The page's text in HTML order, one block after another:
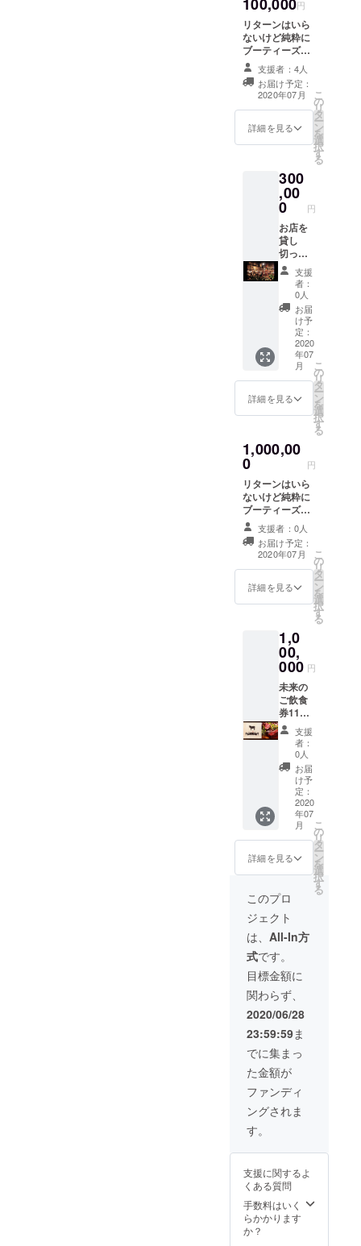
へ 2020
年7月〜
2025年
7月まで
有効
100,000円
リターンはいら
ないけど純粋に
ブーティーズを
応援したいと
言っていただけ
る方へのプロ
ジェクト とにか
く全力でお礼を
させていただき
支援者：4人
お届け予定：
2020年07月
詳細を見る
こ
の
リ
タ
ー
ン
を
選
択
す
る
300
,00
0 円
お店を
貸し
切って
イベン
トパー
ティー
を開催
する券♫
最大５
０名様
まで対
応いた
しま
す。
ビュッ
のお料
理＋4時
間飲み
放題で
ご用意
いたし
ます。
コロナ
終息後
に大き
ントや
行事を
しゃる
方のご
支援を
お待ち
してお
りま
す。
2020年
7月〜
2025年
7月まで
有効
支援
者：
0人
お届
け予
定：
2020
年07
月
詳細を見る
こ
の
リ
タ
ー
ン
を
選
択
す
る
1,000,00
0 円
リターンはいら
ないけど純粋に
ブーティーズを
応援したいと
言っていただけ
る方へのプロ
ジェクト！！ ス
タッフ一同全力
で感謝させてい
支援者：0人
お届け予定：
2020年07月
詳細を見る
こ
の
リ
タ
ー
ン
を
選
択
す
る
1,0
00,
000 円
未来の
ご飲食
券11万
円分×11
枚セッ
ト 総額
121万円
分のご
飲食チ
ケット
です。
会社単
位など
で活用
してい
る社長
様、代
表者様
のご支
援お待
ちして
おりま
す。
￥1100
000→￥
100000
0 2020
年7月〜
2025年
7月まで
有効
支援
者：
0人
お届
け予
定：
2020
年07
月
詳細を見る
こ
の
リ
タ
ー
ン
を
選
択
す
る
このプロ
ジェクト
は、 All-In方
式です。
目標金額に
関わらず、
2020/06/28
23:59:59ま
でに集まっ
た金額が
ファンディ
ングされま
す。
支援に関するよ
くある質問
手数料はいく
らかかります
か？